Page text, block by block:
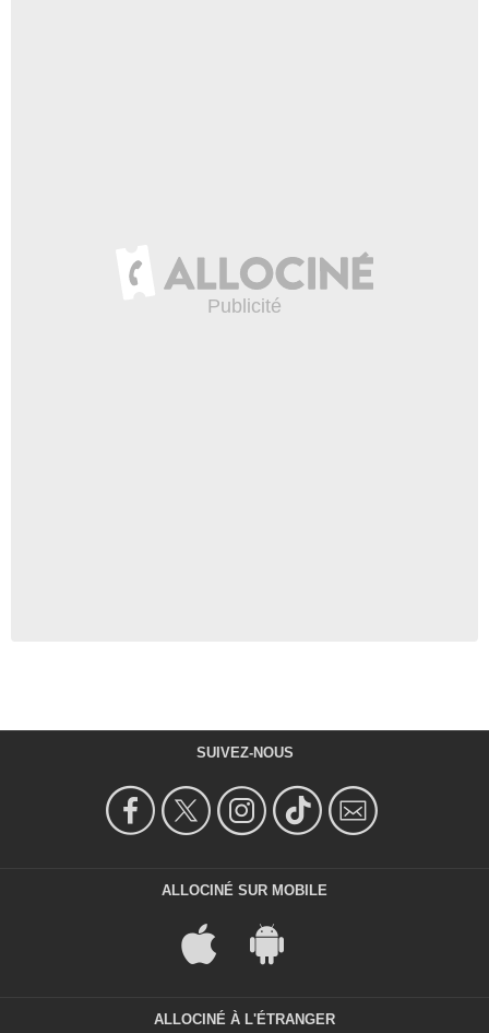
SUIVEZ-NOUS
ALLOCINÉ SUR MOBILE
ALLOCINÉ À L'ÉTRANGER